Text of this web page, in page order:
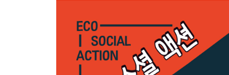
-지구를 위해 에너지를 부탁해